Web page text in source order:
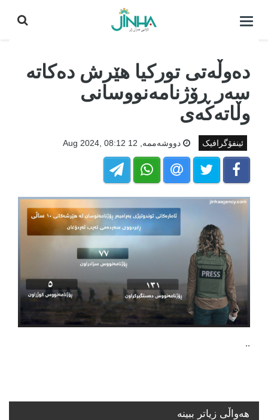
كردنه‌وه‌ی
دەوڵەتی تورکیا هێرش دەکاتە
سەر ڕۆژنامەنووسانی
وڵاتەکەی
ئینفۆگرافیک دووشه‌ممه‌, 12 Aug 2024, 08:12
..
هه‌واڵی زیاتر ببینە